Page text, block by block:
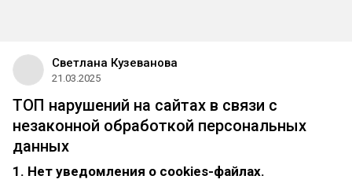
Светлана Кузеванова
21.03.2025
ТОП нарушений на сайтах в связи с
незаконной обработкой персональных
данных
1. Нет уведомления о cookies-файлах.